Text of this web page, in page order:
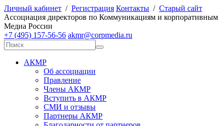
Личный кабинет / Регистрация Контакты / Старый сайт
Ассоциация директоров по Коммуникациям и корпоративным
Медиа России
+7 (495) 157-56-56 akmr@corpmedia.ru
АКМР
Об ассоциации
Правление
Члены АКМР
Вступить в АКМР
СМИ и отзывы
Партнеры АКМР